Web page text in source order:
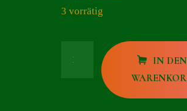
3 vorrätig
IN DEN